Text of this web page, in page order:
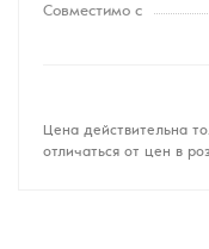
Совместимо с
Цена действительна
отличаться от цен в